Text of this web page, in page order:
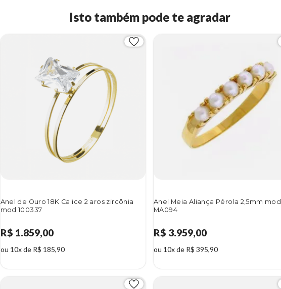
Isto também pode te agradar
Anel de Ouro 18K Calice 2 aros zircônia
mod 100337
R$ 1.859,00
ou 10x de R$ 185,90
Anel Meia Aliança Pérola 2,5mm mod
MA094
R$ 3.959,00
ou 10x de R$ 395,90